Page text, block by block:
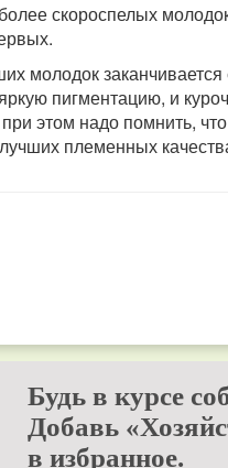
скороспелых
молодок
пигментацию, и
этом надо помнить,
племенных
Будь в курсе
Добавь
в избранное.